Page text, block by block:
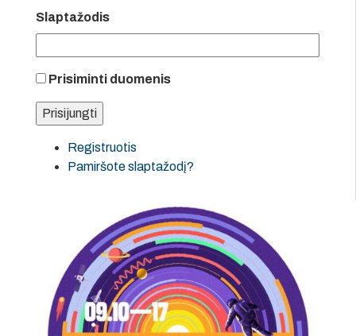
Slaptažodis
Prisiminti duomenis
Registruotis
Pamiršote slaptažodį?